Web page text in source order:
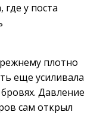
у поста
плотно
еще усиливала
Давление
сам открыл